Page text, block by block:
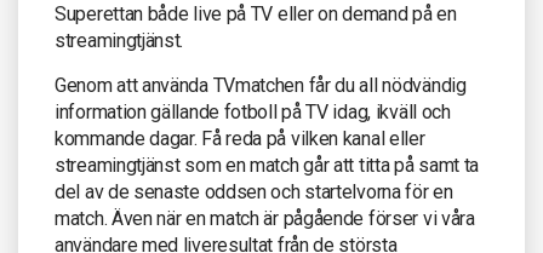
Superettan både live på TV eller on demand på en
streamingtjänst.
Genom att använda TVmatchen får du all nödvändig
information gällande fotboll på TV idag, ikväll och
kommande dagar. Få reda på vilken kanal eller
streamingtjänst som en match går att titta på samt ta
del av de senaste oddsen och startelvorna för en
match. Även när en match är pågående förser vi våra
användare med liveresultat från de största